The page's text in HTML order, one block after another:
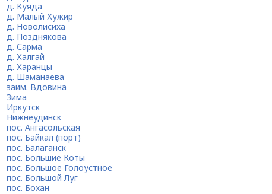
д. Куяда
д. Малый Хужир
д. Новолисиха
д. Позднякова
д. Сарма
д. Халгай
д. Харанцы
д. Шаманаева
заим. Вдовина
Зима
Иркутск
Нижнеудинск
пос. Ангасольская
пос. Байкал (порт)
пос. Балаганск
пос. Большие Коты
пос. Большое Голоустное
пос. Большой Луг
пос. Бохан